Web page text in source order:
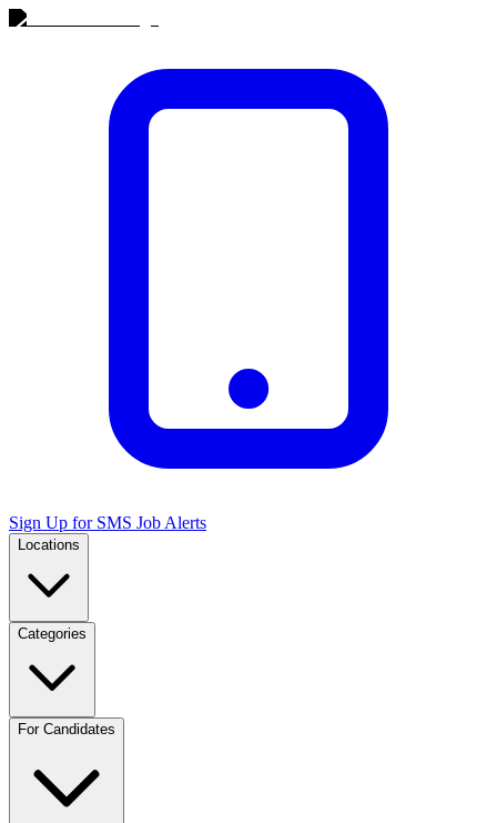
Sign Up for SMS Job Alerts
Locations
Categories
For Candidates